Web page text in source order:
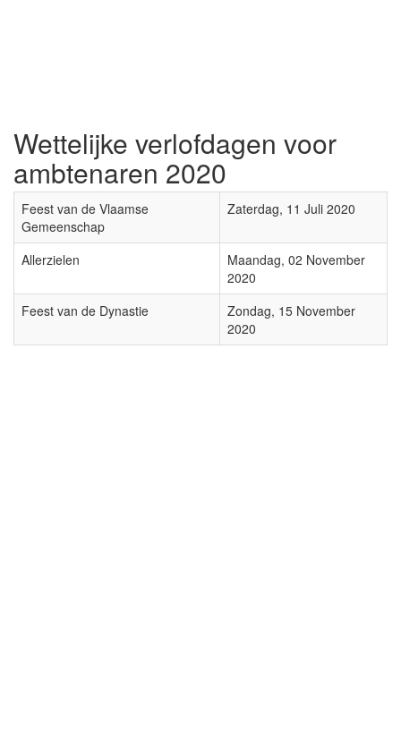
Wettelijke verlofdagen voor
ambtenaren 2020
Feest van de Vlaamse
Gemeenschap
Zaterdag, 11 Juli 2020
Allerzielen
Maandag, 02 November
2020
Feest van de Dynastie
Zondag, 15 November
2020